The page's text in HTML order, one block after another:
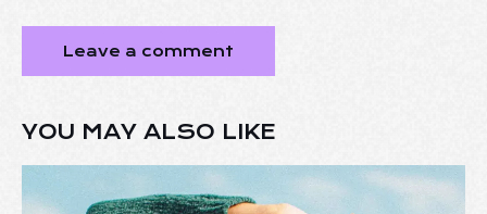
YOU MAY ALSO LIKE